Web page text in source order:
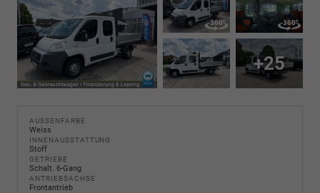
+25
AUSSENFARBE
Weiss
INNENAUSSTATTUNG
Stoff
GETRIEBE
Schalt. 6-Gang
ANTRIEBSACHSE
Frontantrieb